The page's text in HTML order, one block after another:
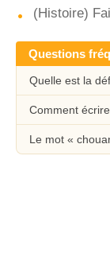
(Histoire)
Questions
Quelle est la
Comment
Le mot «